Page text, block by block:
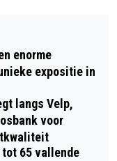
OP
enorme
expositie in
langs Velp,
voor
65 vallende